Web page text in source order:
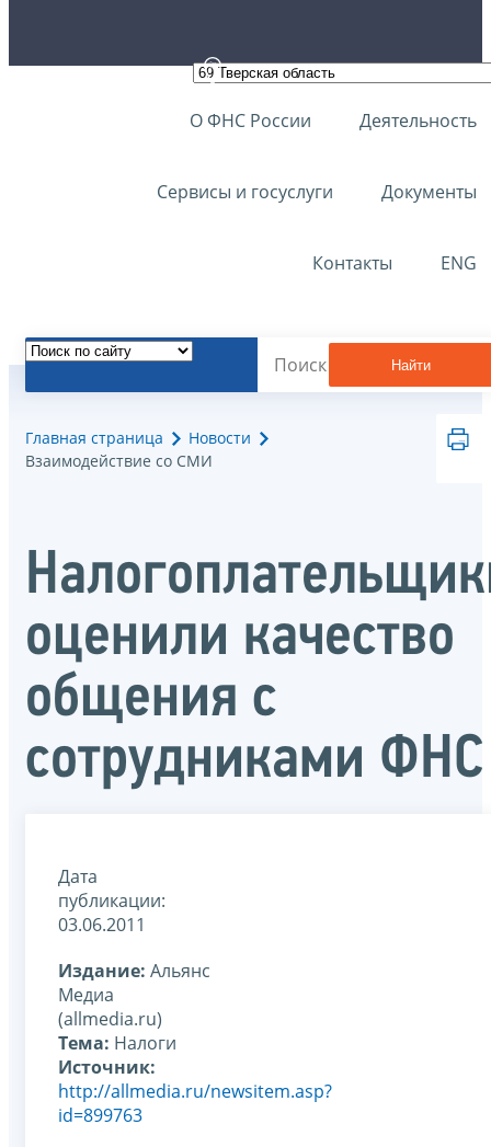
О ФНС России Деятельность
Сервисы и госуслуги Документы
Контакты ENG
Найти
Главная страница
Новости
Взаимодействие со СМИ
оценили качество
общения с
сотрудниками ФНС
Дата
публикации:
03.06.2011
Издание: Альянс
Медиа
(allmedia.ru)
Тема: Налоги
Источник:
http://allmedia.ru/newsitem.asp?
id=899763